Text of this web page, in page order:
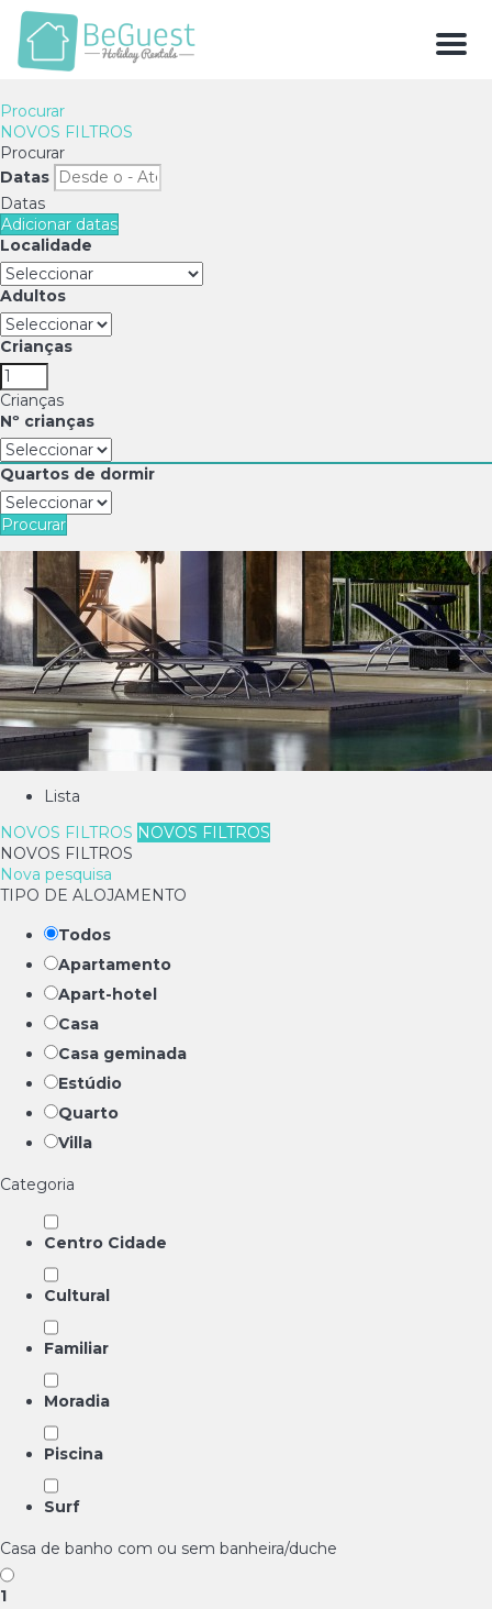
Procurar
NOVOS FILTROS
Procurar
Datas
Datas
Adicionar datas
Localidade
Adultos
Crianças
Crianças
Nº crianças
Quartos de dormir
Procurar
Lista
NOVOS FILTROS NOVOS FILTROS
NOVOS FILTROS
Nova pesquisa
TIPO DE ALOJAMENTO
Todos
Apartamento
Apart-hotel
Casa
Casa geminada
Estúdio
Quarto
Villa
Categoria
Centro Cidade
Cultural
Familiar
Moradia
Piscina
Surf
Casa de banho com ou sem banheira/duche
1